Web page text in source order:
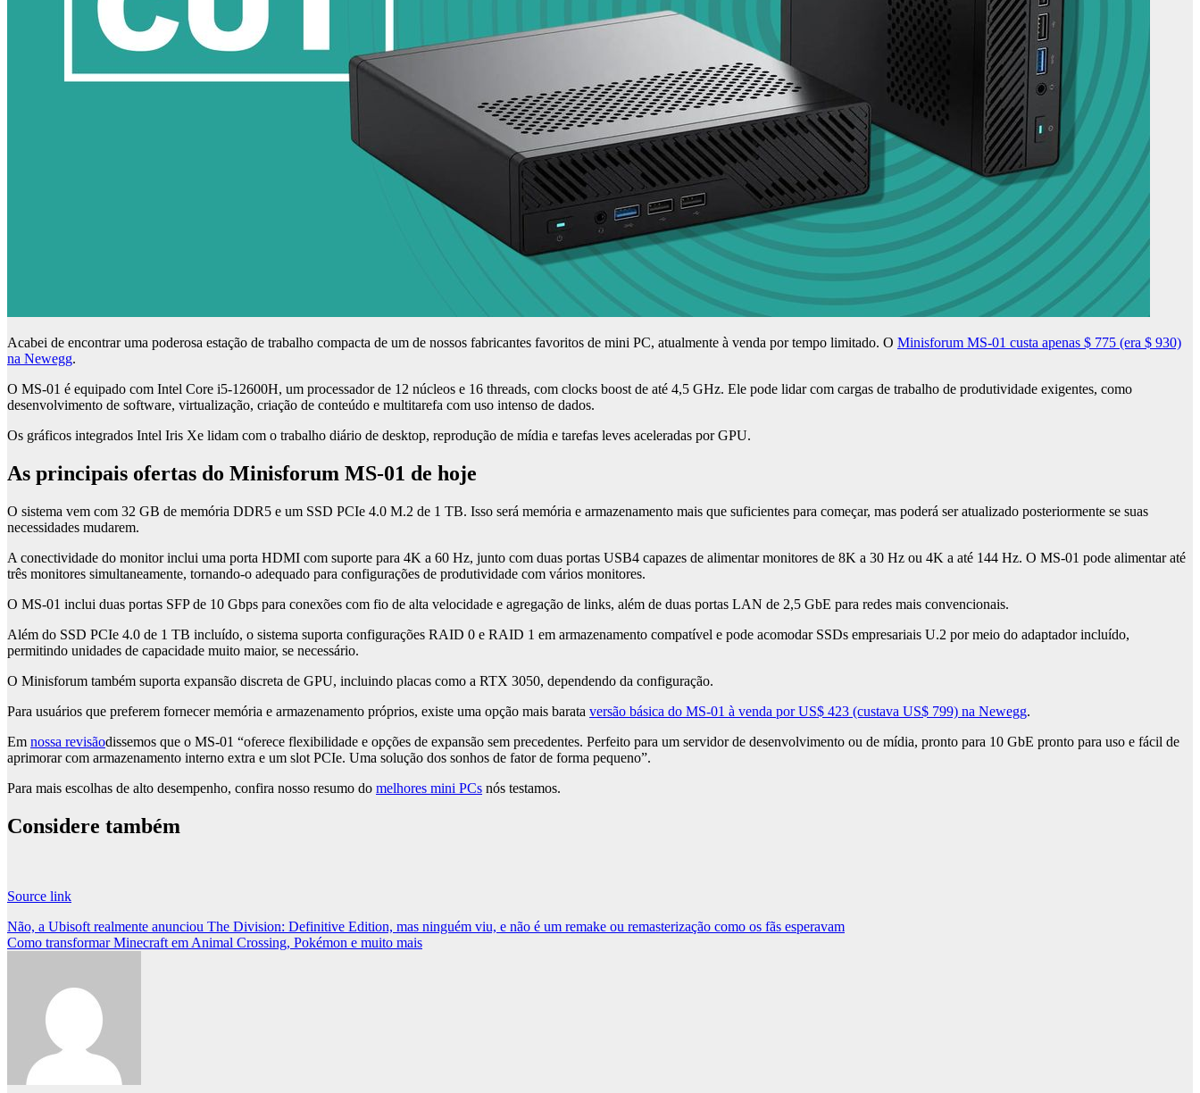
Acabei de encontrar uma poderosa estação de trabalho compacta de um de nossos fabricantes favoritos de mini PC, atualmente à venda por tempo limitado. O Minisforum MS-01 custa apenas $ 775 (era $ 930)
na Newegg.
O MS-01 é equipado com Intel Core i5-12600H, um processador de 12 núcleos e 16 threads, com clocks boost de até 4,5 GHz. Ele pode lidar com cargas de trabalho de produtividade exigentes, como
desenvolvimento de software, virtualização, criação de conteúdo e multitarefa com uso intenso de dados.
Os gráficos integrados Intel Iris Xe lidam com o trabalho diário de desktop, reprodução de mídia e tarefas leves aceleradas por GPU.
As principais ofertas do Minisforum MS-01 de hoje
O sistema vem com 32 GB de memória DDR5 e um SSD PCIe 4.0 M.2 de 1 TB. Isso será memória e armazenamento mais que suficientes para começar, mas poderá ser atualizado posteriormente se suas
necessidades mudarem.
A conectividade do monitor inclui uma porta HDMI com suporte para 4K a 60 Hz, junto com duas portas USB4 capazes de alimentar monitores de 8K a 30 Hz ou 4K a até 144 Hz. O MS-01 pode alimentar até
três monitores simultaneamente, tornando-o adequado para configurações de produtividade com vários monitores.
O MS-01 inclui duas portas SFP de 10 Gbps para conexões com fio de alta velocidade e agregação de links, além de duas portas LAN de 2,5 GbE para redes mais convencionais.
Além do SSD PCIe 4.0 de 1 TB incluído, o sistema suporta configurações RAID 0 e RAID 1 em armazenamento compatível e pode acomodar SSDs empresariais U.2 por meio do adaptador incluído,
permitindo unidades de capacidade muito maior, se necessário.
O Minisforum também suporta expansão discreta de GPU, incluindo placas como a RTX 3050, dependendo da configuração.
Para usuários que preferem fornecer memória e armazenamento próprios, existe uma opção mais barata versão básica do MS-01 à venda por US$ 423 (custava US$ 799) na Newegg.
Em nossa revisãodissemos que o MS-01 “oferece flexibilidade e opções de expansão sem precedentes. Perfeito para um servidor de desenvolvimento ou de mídia, pronto para 10 GbE pronto para uso e fácil de
aprimorar com armazenamento interno extra e um slot PCIe. Uma solução dos sonhos de fator de forma pequeno”.
Para mais escolhas de alto desempenho, confira nosso resumo do melhores mini PCs nós testamos.
Considere também
Source link
Post
navigation
Não, a Ubisoft realmente anunciou The Division: Definitive Edition, mas ninguém viu, e não é um remake ou remasterização como os fãs esperavam
Como transformar Minecraft em Animal Crossing, Pokémon e muito mais